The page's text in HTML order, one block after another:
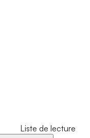
Liste de lecture